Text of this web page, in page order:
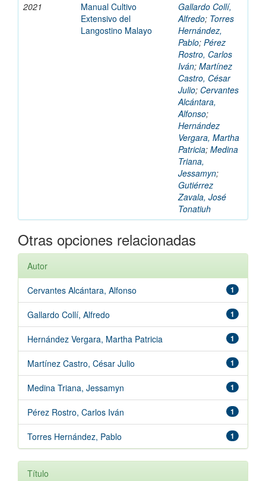
2021
Manual Cultivo
Extensivo del
Langostino Malayo
Gallardo Collí,
Alfredo; Torres
Hernández,
Pablo; Pérez
Rostro, Carlos
Iván; Martínez
Castro, César
Julio; Cervantes
Alcántara,
Alfonso;
Hernández
Vergara, Martha
Patricia; Medina
Triana,
Jessamyn;
Gutiérrez
Zavala, José
Tonatiuh
Otras opciones relacionadas
Autor
1
Cervantes Alcántara, Alfonso
1
Gallardo Collí, Alfredo
1
Hernández Vergara, Martha Patricia
1
Martínez Castro, César Julio
1
Medina Triana, Jessamyn
1
Pérez Rostro, Carlos Iván
1
Torres Hernández, Pablo
Título